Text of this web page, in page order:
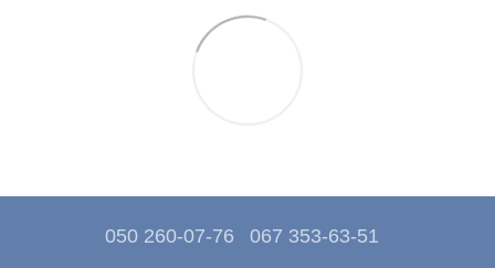
050 260-07-76 067 353-63-51